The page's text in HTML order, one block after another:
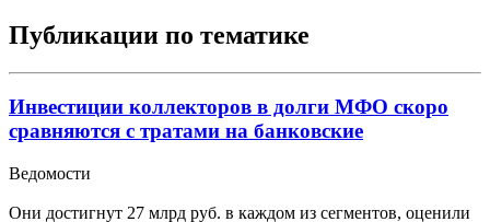
Публикации по тематике
Инвестиции коллекторов в долги МФО скоро
сравняются с тратами на банковские
Ведомости
Они достигнут 27 млрд руб. в каждом из сегментов, оценили